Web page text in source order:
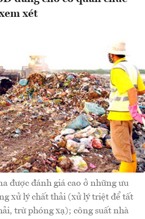
xét
được đánh giá cao ở những ưu
xử lý chất thải (xử lý triệt để tất
trừ phóng xạ); công suất nhà